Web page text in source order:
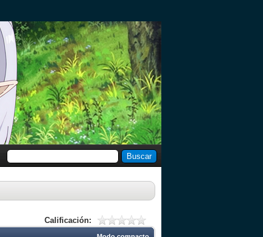
Calificación: